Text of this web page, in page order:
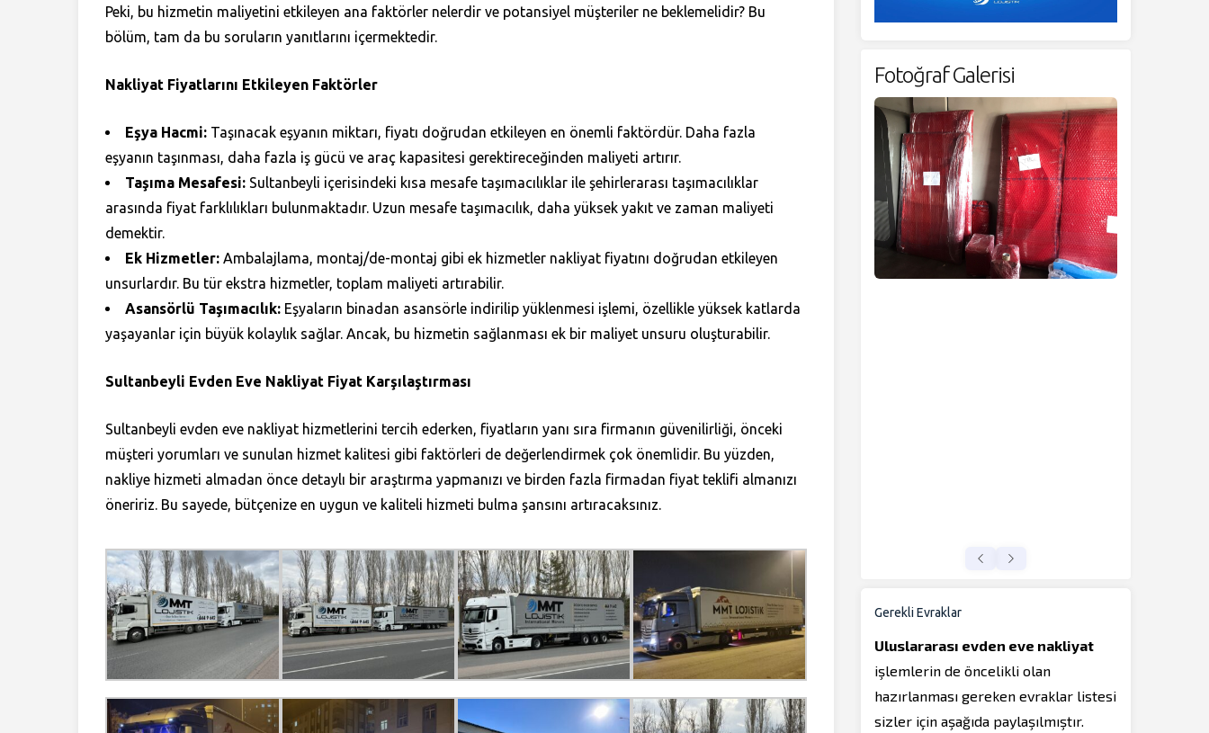
Peki, bu hizmetin maliyetini etkileyen ana faktörler nelerdir ve potansiyel müşteriler ne beklemelidir? Bu
bölüm, tam da bu soruların yanıtlarını içermektedir.
Nakliyat Fiyatlarını Etkileyen Faktörler
Eşya Hacmi: Taşınacak eşyanın miktarı, fiyatı doğrudan etkileyen en önemli faktördür. Daha fazla
eşyanın taşınması, daha fazla iş gücü ve araç kapasitesi gerektireceğinden maliyeti artırır.
Taşıma Mesafesi: Sultanbeyli içerisindeki kısa mesafe taşımacılıklar ile şehirlerarası taşımacılıklar
arasında fiyat farklılıkları bulunmaktadır. Uzun mesafe taşımacılık, daha yüksek yakıt ve zaman maliyeti
demektir.
Ek Hizmetler: Ambalajlama, montaj/de-montaj gibi ek hizmetler nakliyat fiyatını doğrudan etkileyen
unsurlardır. Bu tür ekstra hizmetler, toplam maliyeti artırabilir.
Asansörlü Taşımacılık: Eşyaların binadan asansörle indirilip yüklenmesi işlemi, özellikle yüksek katlarda
yaşayanlar için büyük kolaylık sağlar. Ancak, bu hizmetin sağlanması ek bir maliyet unsuru oluşturabilir.
Sultanbeyli Evden Eve Nakliyat Fiyat Karşılaştırması
Sultanbeyli evden eve nakliyat hizmetlerini tercih ederken, fiyatların yanı sıra firmanın güvenilirliği, önceki
müşteri yorumları ve sunulan hizmet kalitesi gibi faktörleri de değerlendirmek çok önemlidir. Bu yüzden,
nakliye hizmeti almadan önce detaylı bir araştırma yapmanızı ve birden fazla firmadan fiyat teklifi almanızı
öneririz. Bu sayede, bütçenize en uygun ve kaliteli hizmeti bulma şansını artıracaksınız.
Fotoğraf Galerisi
Gerekli Evraklar
Uluslararası evden eve nakliyat
işlemlerin de öncelikli olan
hazırlanması gereken evraklar listesi
sizler için aşağıda paylaşılmıştır.